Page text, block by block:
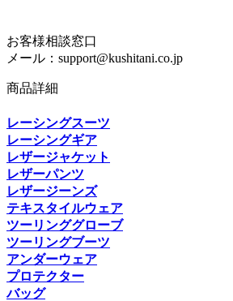
お客様相談窓口
メール：support@kushitani.co.jp
商品詳細
レーシングスーツ
レーシングギア
レザージャケット
レザーパンツ
レザージーンズ
テキスタイルウェア
ツーリンググローブ
ツーリングブーツ
アンダーウェア
プロテクター
バッグ